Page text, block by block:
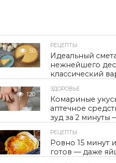
50
РЕЦЕПТЫ
Идеальный
нежнейшего
классический
120
ЗДОРОВЬЕ
Комариные
аптечное
зуд за 2 минуты
92
РЕЦЕПТЫ
Ровно 15 минут
готов — даже